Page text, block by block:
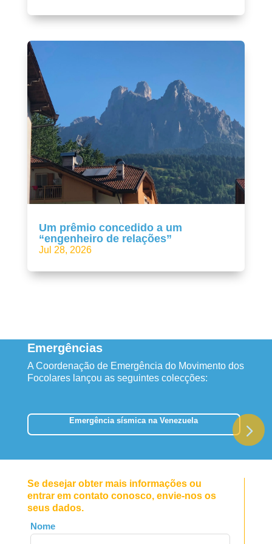
Um prêmio concedido a um
“engenheiro de relações”
Jul 28, 2026
Emergências
A Coordenação de Emergência do Movimento dos
Focolares lançou as seguintes colecções:
Emergência sísmica na Venezuela
Se desejar obter mais informações ou
entrar em contato conosco, envie-nos os
seus dados.
Leave
this
Nome